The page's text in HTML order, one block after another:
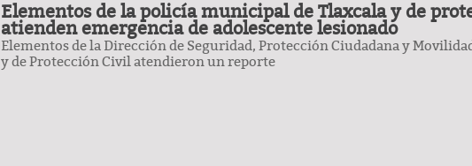
Elementos de la policía municipal de Tlaxcala y de
atienden emergencia de adolescente lesionado
Elementos de la Dirección de Seguridad, Protección Ciudadana y
y de Protección Civil atendieron un reporte